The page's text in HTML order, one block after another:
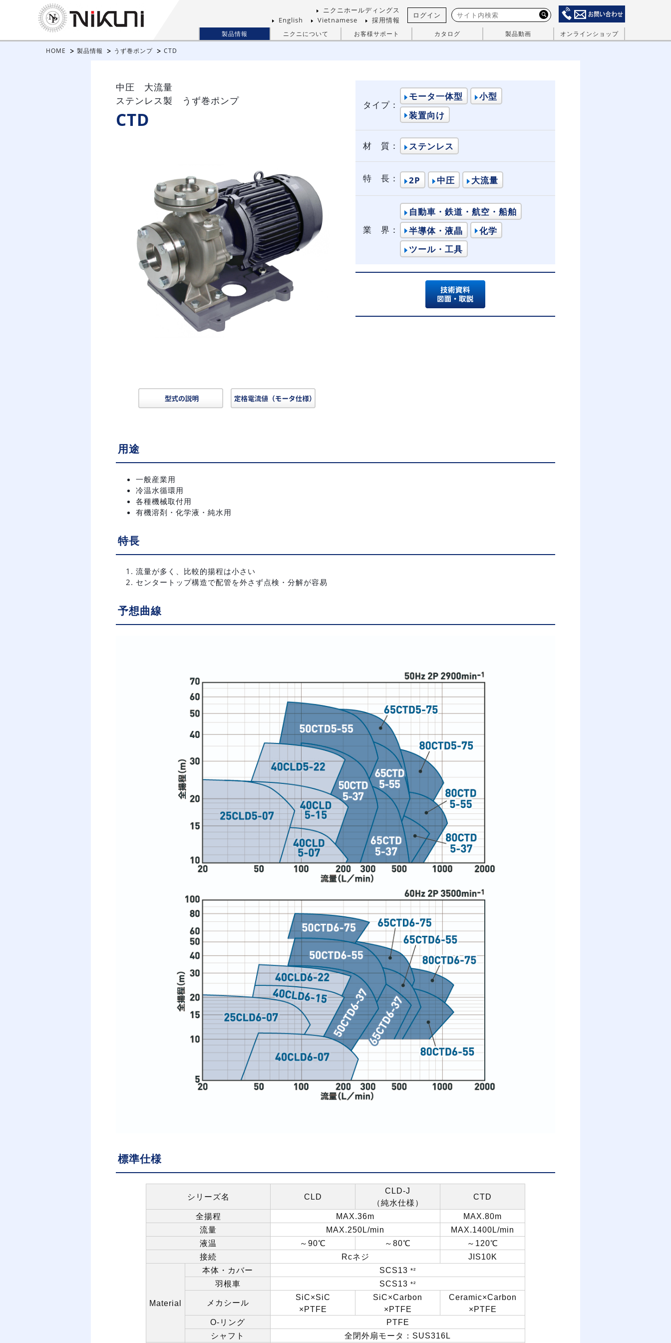
ニクニホールディングス
English
Vietnamese 採用情報
ログイン
製品情報 ニクニについて お客様サポート カタログ 製品動画 オンラインショップ
HOME 製品情報 うず巻ポンプ CTD
中圧 大流量
ステンレス製 うず巻ポンプ
CTD
タイプ：
モータ一体型
小型
装置向け
材 質： ステンレス
特 長： 2P 中圧 大流量
業 界：
自動車・鉄道・航空・船舶
半導体・液晶
化学
ツール・工具
用途
一般産業用
冷温水循環用
各種機械取付用
有機溶剤・化学液・純水用
特長
流量が多く、比較的揚程は小さい
センタートップ構造で配管を外さず点検・分解が容易
予想曲線
標準仕様
シリーズ名 CLD
CLD-J
（純水仕様）
CTD
全揚程 MAX.36m MAX.80m
流量 MAX.250L/min MAX.1400L/min
液温 ～ 90℃ ～ 80℃ ～ 120℃
接続 Rcネジ JIS10K
Material
本体・カバー SCS13 *²
羽根車 SCS13 *²
メカシール
SiC×SiC
×PTFE
SiC×Carbon
×PTFE
Ceramic×Carbon
×PTFE
O- リング PTFE
シャフト 全閉外扇モータ： SUS316L